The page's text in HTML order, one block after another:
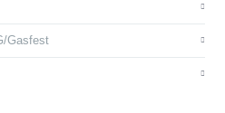
Gasfest